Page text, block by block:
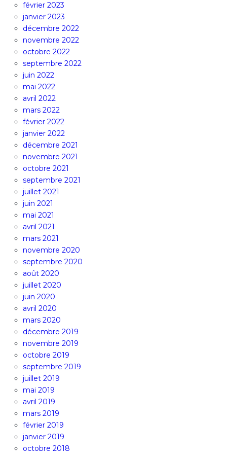
février 2023
janvier 2023
décembre 2022
novembre 2022
octobre 2022
septembre 2022
juin 2022
mai 2022
avril 2022
mars 2022
février 2022
janvier 2022
décembre 2021
novembre 2021
octobre 2021
septembre 2021
juillet 2021
juin 2021
mai 2021
avril 2021
mars 2021
novembre 2020
septembre 2020
août 2020
juillet 2020
juin 2020
avril 2020
mars 2020
décembre 2019
novembre 2019
octobre 2019
septembre 2019
juillet 2019
mai 2019
avril 2019
mars 2019
février 2019
janvier 2019
octobre 2018